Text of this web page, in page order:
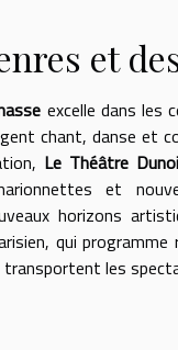
et
excelle dans les
chant, danse et
Le Théâtre
et
horizons
qui
les